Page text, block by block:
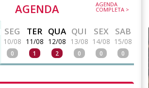
AGENDA AGENDA
COMPLETA >
SEG
10/08
0
TER
11/08
1
QUA
12/08
2
QUI
13/08
0
SEX
14/08
0
SAB
15/08
0